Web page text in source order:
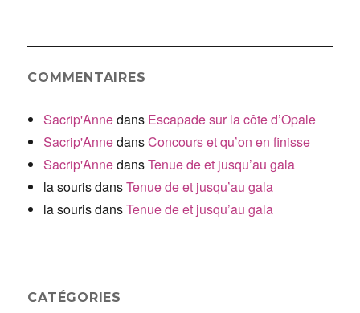
COMMENTAIRES
Sacrip'Annedans Escapade sur la côte d’Opale
Sacrip'AnnedansConcours et qu’on en finisse
Sacrip'AnnedansTenue de et jusqu’au gala
la sourisdansTenue de et jusqu’au gala
la sourisdansTenue de et jusqu’au gala
CATÉGORIES